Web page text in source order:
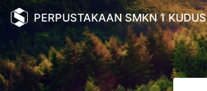
PERPUSTAKAAN SMKN 1 KUDUS